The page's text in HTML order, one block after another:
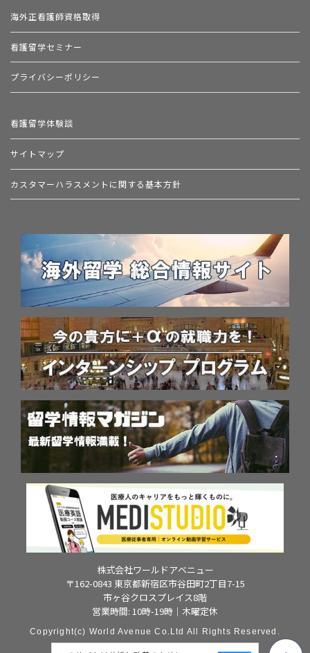
海外正看護師資格取得
看護留学セミナー
プライバシーポリシー
看護留学体験談
サイトマップ
カスタマーハラスメントに関する基本方針
株式会社ワールドアベニュー
〒162-0843 東京都新宿区市谷田町2丁目7-15
市ヶ谷クロスプレイス8階
営業時間: 10時-19時｜木曜定休
Copyright(c) World Avenue Co.Ltd All Rights Reserved.